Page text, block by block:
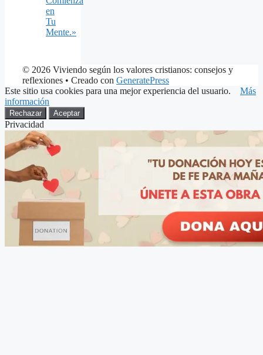
en
Tu
Mente.»
© 2026 Viviendo según los valores cristianos: consejos y
reflexiones • Creado con GeneratePress
Este sitio usa cookies para una mejor experiencia del usuario. Más
información
Rechazar Aceptar
Privacidad